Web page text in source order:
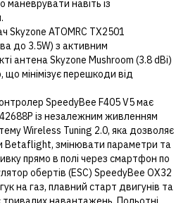
навіть із
Skyzone ATOMRC TX2501
до 3.5W) з активним
антена Skyzone Mushroom (3.8 dBi)
мінімізує перешкоди від
SpeedyBee F405 V5 має
із незалежним живленням
Wireless Tuning 2.0, яка дозволяє
Betaflight, змінювати параметри та
прямо в полі через смартфон по
обертів (ESC) SpeedyBee OX32
на газ, плавний старт двигунів та